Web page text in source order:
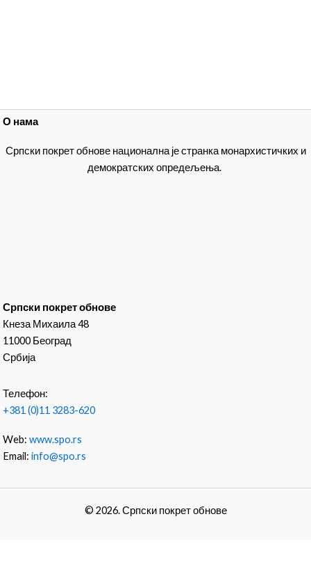
О нама
Српски покрет обнове национална је странка монархистичких и
демократских опредељења.
Српски покрет обнове
Кнеза Михаила 48
11000 Београд
Србија
Телефон:
+381 (0)11 3283-620
Web:www.spo.rs
Email:info@spo.rs
© 2026. Српски покрет обнове